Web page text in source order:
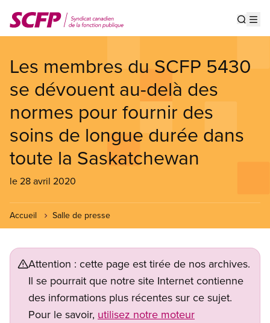
au
contenu
Les membres du SCFP 5430
se dévouent au-delà des
normes pour fournir des
soins de longue durée dans
toute la Saskatchewan
le 28 avril 2020
Accueil Salle de presse
Attention : cette page est tirée de nos archives.
Il se pourrait que notre site Internet contienne
des informations plus récentes sur ce sujet.
Pour le savoir, utilisez notre moteur